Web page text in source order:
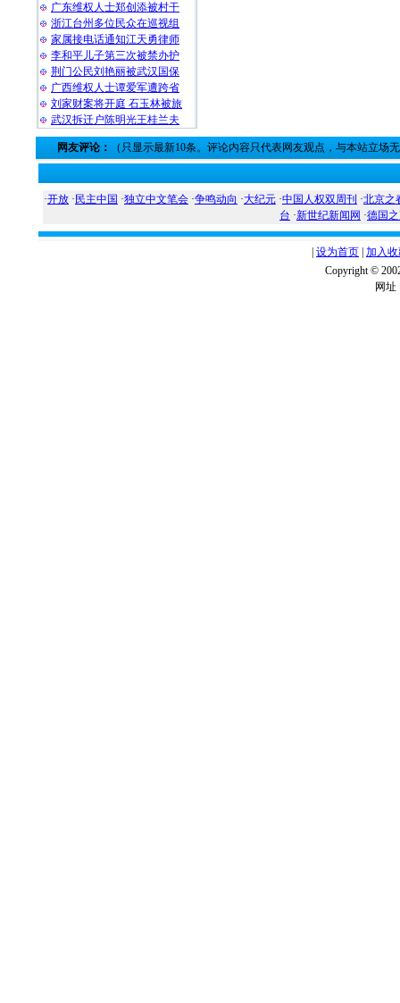
广东维权人士郑创添被村干
浙江台州多位民众在巡视组
家属接电话通知江天勇律师
李和平儿子第三次被禁办护
荆门公民刘艳丽被武汉国保
广西维权人士谭爱军遭跨省
刘家财案将开庭 石玉林被旅
武汉拆迁户陈明光王桂兰夫
网友评论： （只显示最新10条。评论内容只代表网友观点，与本站立场
·开放 · 民主中国 ·独立中文笔会 ·争鸣动向 ·大纪元 ·中国人权双周刊 ·北京之
台 ·新世纪新闻网 ·德国
设为首页 加入
Copyright ©
网址